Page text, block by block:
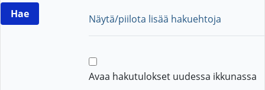
Näytä/piilota lisää hakuehtoja
Avaa hakutulokset uudessa ikkunassa